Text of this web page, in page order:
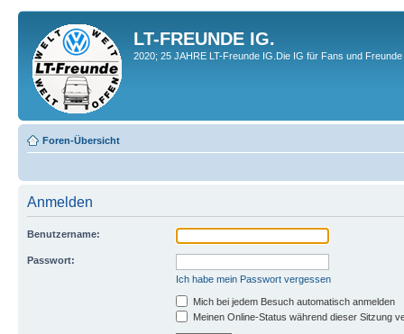
LT-FREUNDE IG.
2020; 25 JAHRE LT-Freunde IG.Die IG für Fans und
Foren-Übersicht
Anmelden
Benutzername:
Passwort:
Ich habe mein Passwort vergessen
Mich bei jedem Besuch automatisch anmelden
Meinen Online-Status während dieser Sitzung